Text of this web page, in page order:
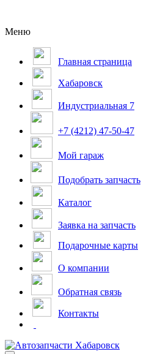
Меню
Главная страница
Хабаровск
Индустриальная 7
+7 (4212) 47-50-47
Мой гараж
Подобрать запчасть
Каталог
Заявка на запчасть
Подарочные карты
О компании
Обратная связь
Контакты